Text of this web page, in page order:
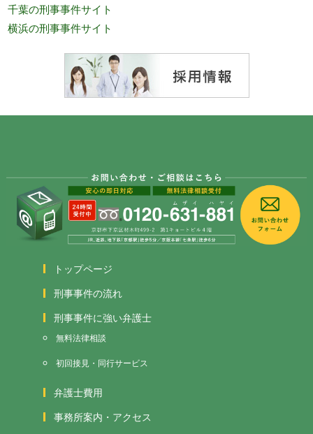
千葉の刑事事件サイト
横浜の刑事事件サイト
トップページ
刑事事件の流れ
刑事事件に強い弁護士
無料法律相談
初回接見・同行サービス
弁護士費用
事務所案内・アクセス